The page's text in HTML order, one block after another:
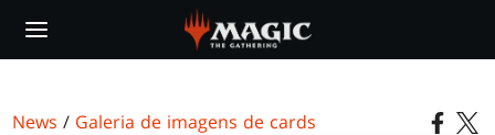
main
News / Galeria de imagens de cards